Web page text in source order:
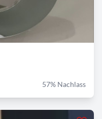
57% Nachlass